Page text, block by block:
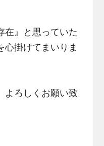
在』と思っていた
心掛けてまいりま
よろしくお願い致